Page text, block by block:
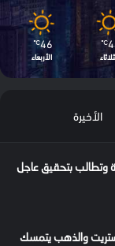
℃
46
℃
الأربعاء
الأخيرة
وتطالب بتحقيق عاجل
والذهب يتمسك